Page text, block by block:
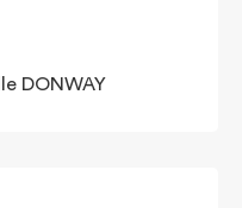
DONWAY